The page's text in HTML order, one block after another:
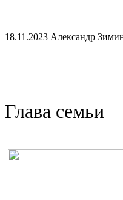
"Окей! Будем считать это
-"Да! И все это не про
вздрогнул, а она
18.11.2023 Александр
Глава семьи